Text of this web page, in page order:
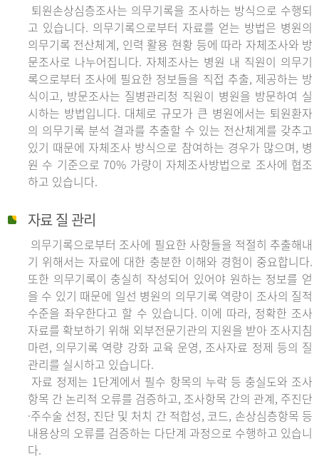
퇴원손상심층조사는 의무기록을 조사하는 방식으로 수행되
고 있습니다. 의무기록으로부터 자료를 얻는 방법은 병원의
의무기록 전산체계, 인력 활용 현황 등에 따라 자체조사와 방
문조사로 나누어집니다. 자체조사는 병원 내 직원이 의무기
록으로부터 조사에 필요한 정보들을 직접 추출, 제공하는 방
식이고, 방문조사는 질병관리청 직원이 병원을 방문하여 실
시하는 방법입니다. 대체로 규모가 큰 병원에서는 퇴원환자
의 의무기록 분석 결과를 추출할 수 있는 전산체계를 갖추고
있기 때문에 자체조사 방식으로 참여하는 경우가 많으며, 병
원 수 기준으로 70% 가량이 자체조사방법으로 조사에 협조
하고 있습니다.
자료 질 관리
의무기록으로부터 조사에 필요한 사항들을 적절히 추출해내
기 위해서는 자료에 대한 충분한 이해와 경험이 중요합니다.
또한 의무기록이 충실히 작성되어 있어야 원하는 정보를 얻
을 수 있기 때문에 일선 병원의 의무기록 역량이 조사의 질적
수준을 좌우한다고 할 수 있습니다. 이에 따라, 정확한 조사
자료를 확보하기 위해 외부전문기관의 지원을 받아 조사지침
마련, 의무기록 역량 강화 교육 운영, 조사자료 정제 등의 질
관리를 실시하고 있습니다.
자료 정제는 1단계에서 필수 항목의 누락 등 충실도와 조사
항목 간 논리적 오류를 검증하고, 조사항목 간의 관계, 주진단
·주수술 선정, 진단 및 처치 간 적합성, 코드, 손상심층항목 등
내용상의 오류를 검증하는 다단계 과정으로 수행하고 있습니
다.